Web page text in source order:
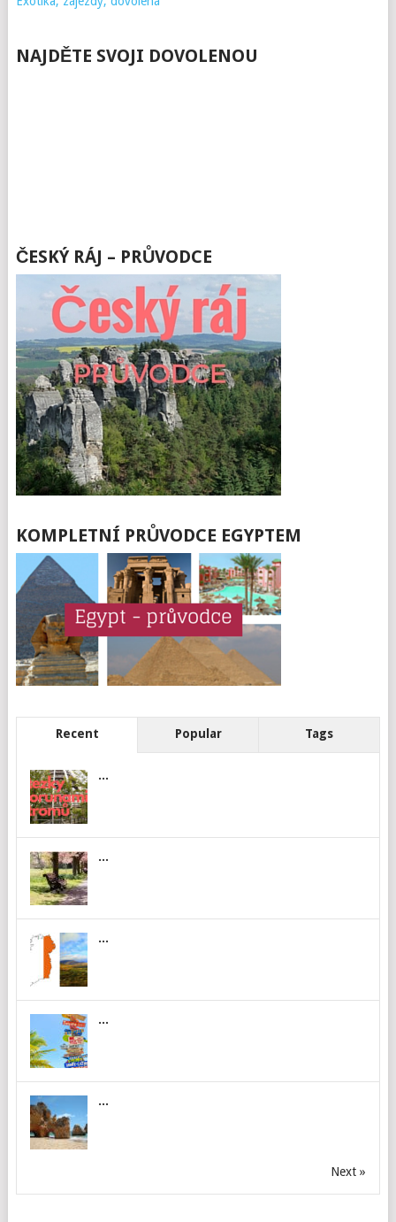
NAJDĚTE SVOJI DOVOLENOU
ČESKÝ RÁJ – PRŮVODCE
KOMPLETNÍ PRŮVODCE EGYPTEM
Recent Popular Tags
...
...
...
...
...
Next »